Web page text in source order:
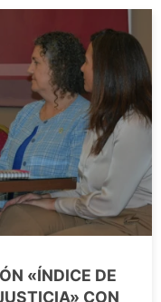
«ÍNDICE DE
CON